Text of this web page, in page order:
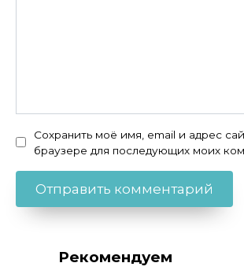
Сохранить моё имя, email и адрес
браузере для последующих моих
Рекомендуем